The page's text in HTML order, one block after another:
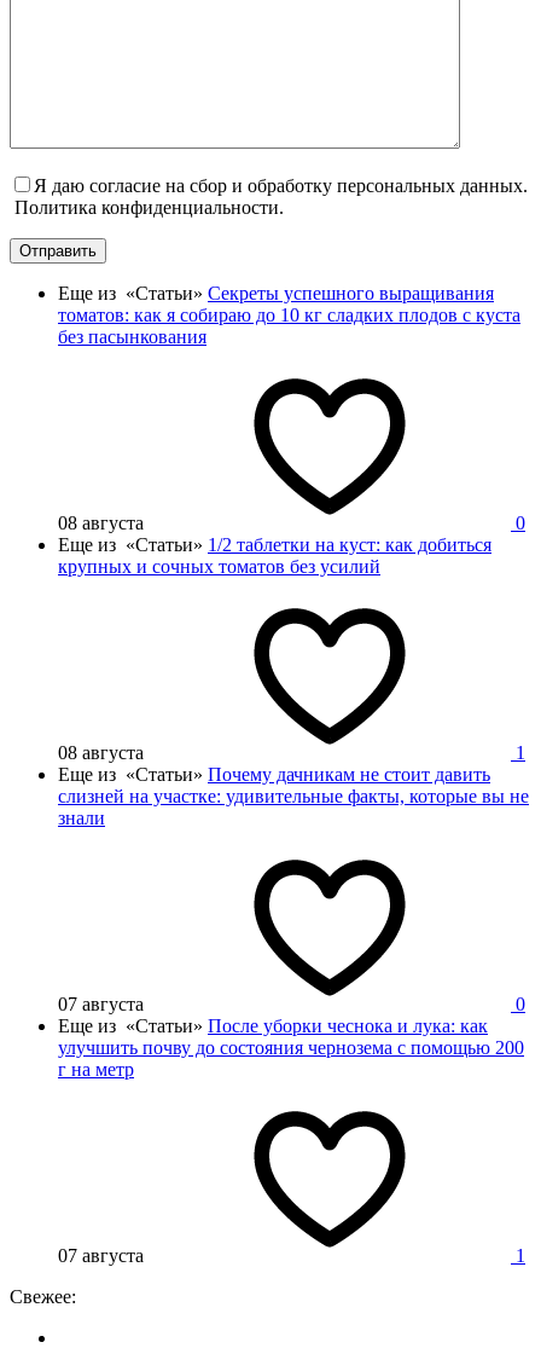
Я даю согласие на сбор и обработку персональных данных.
Политика конфиденциальности.
Отправить
Еще из «Статьи» Секреты успешного выращивания
томатов: как я собираю до 10 кг сладких плодов с куста
без пасынкования
08 августа
0
Еще из «Статьи» 1/2 таблетки на куст: как добиться
крупных и сочных томатов без усилий
08 августа
1
Еще из «Статьи» Почему дачникам не стоит давить
слизней на участке: удивительные факты, которые вы не
знали
07 августа
0
Еще из «Статьи» После уборки чеснока и лука: как
улучшить почву до состояния чернозема с помощью 200
г на метр
07 августа
1
Свежее: